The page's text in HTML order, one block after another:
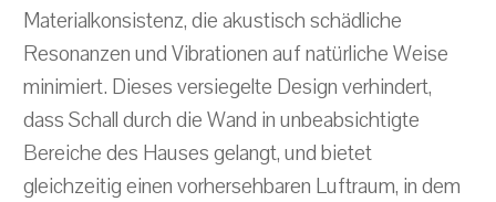
Materialkonsistenz, die akustisch schädliche
Resonanzen und Vibrationen auf natürliche Weise
minimiert. Dieses versiegelte Design verhindert,
dass Schall durch die Wand in unbeabsichtigte
Bereiche des Hauses gelangt, und bietet
gleichzeitig einen vorhersehbaren Luftraum, in dem